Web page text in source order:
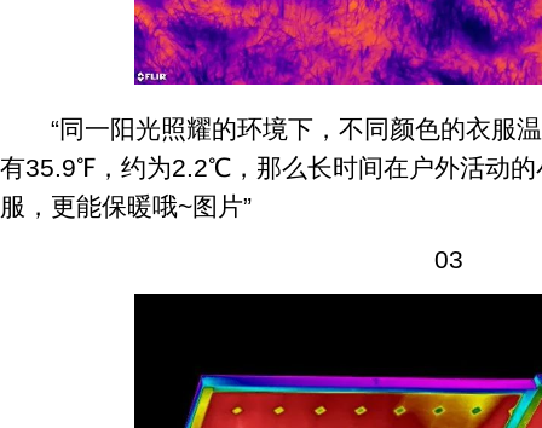
“同一阳光照耀的环境下，不同颜色的衣服
有35.9℉，约为2.2℃，那么长时间在户外活动的
服，更能保暖哦~图片”
03